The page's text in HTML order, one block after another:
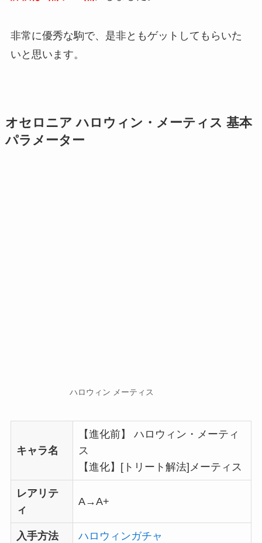
非常に優秀な駒で、是非ともゲットしてもらいた
いと思います。
オセロニア ハロウィン・メーティス 基本
パラメーター
ハロウィン メーティス
キャラ名
【進化前】 ハロウィン・メーティ
ス
【進化】[トリート解法]メーティス
レアリテ
ィ
A→A+
入手方法 ハロウィンガチャ